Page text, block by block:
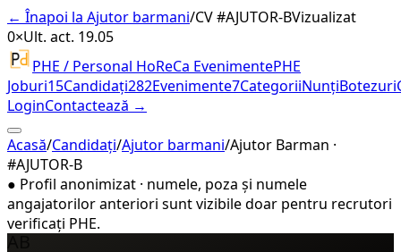
← Înapoi la Ajutor barmani/CV #AJUTOR-BVizualizat
0×Ult. act. 19.05
PHE / Personal HoReCa EvenimentePHE
Joburi15Candidați282Evenimente7CategoriiNunțiBotezuri
LoginContactează →
Acasă/Candidați/Ajutor barmani/Ajutor Barman ·
#AJUTOR-B
● Profil anonimizat · numele, poza și numele
angajatorilor anteriori sunt vizibile doar pentru recrutori
verificați PHE.